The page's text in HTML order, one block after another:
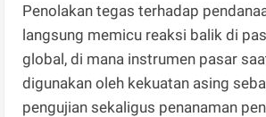
Penolakan tegas terhadap
langsung memicu reaksi balik di
global, di mana instrumen pasar
digunakan oleh kekuatan asing
pengujian sekaligus penanaman